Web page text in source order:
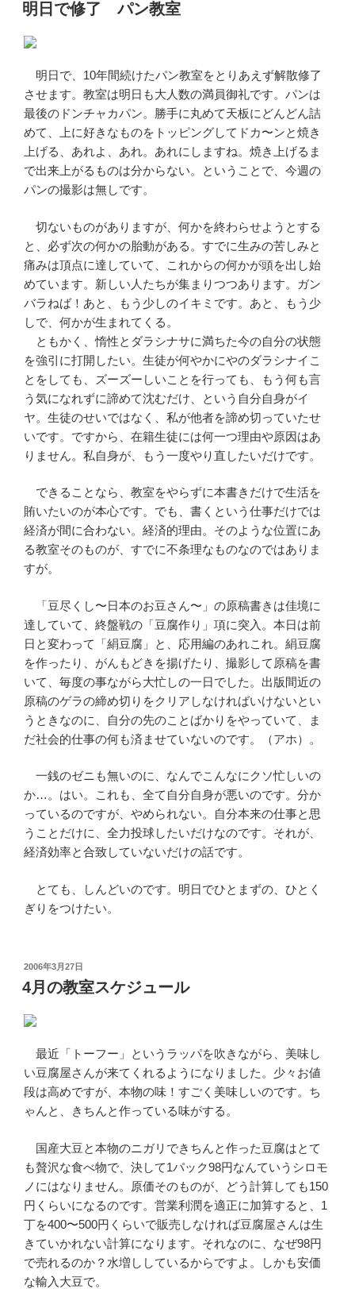
日:
明日で修了 パン教室
明日で、10年間続けたパン教室をとりあえず解散修了
させます。教室は明日も大人数の満員御礼です。パンは
最後のドンチャカパン。勝手に丸めて天板にどんどん詰
めて、上に好きなものをトッピングしてドカ〜ンと焼き
上げる、あれよ、あれ。あれにしますね。焼き上げるま
で出来上がるものは分からない。ということで、今週の
パンの撮影は無しです。
切ないものがありますが、何かを終わらせようとする
と、必ず次の何かの胎動がある。すでに生みの苦しみと
痛みは頂点に達していて、これからの何かが頭を出し始
めています。新しい人たちが集まりつつあります。ガン
バラねば！あと、もう少しのイキミです。あと、もう少
しで、何かが生まれてくる。
ともかく、惰性とダラシナサに満ちた今の自分の状態
を強引に打開したい。生徒が何やかにやのダラシナイこ
とをしても、ズーズーしいことを行っても、もう何も言
う気になれずに諦めて沈むだけ、という自分自身がイ
ヤ。生徒のせいではなく、私が他者を諦め切っていたせ
いです。ですから、在籍生徒には何一つ理由や原因はあ
りません。私自身が、もう一度やり直したいだけです。
できることなら、教室をやらずに本書きだけで生活を
賄いたいのが本心です。でも、書くという仕事だけでは
経済が間に合わない。経済的理由。そのような位置にあ
る教室そのものが、すでに不条理なものなのではありま
すが。
「豆尽くし〜日本のお豆さん〜」の原稿書きは佳境に
達していて、終盤戦の「豆腐作り」項に突入。本日は前
日と変わって「絹豆腐」と、応用編のあれこれ。絹豆腐
を作ったり、がんもどきを揚げたり、撮影して原稿を書
いて、毎度の事ながら大忙しの一日でした。出版間近の
原稿のゲラの締め切りをクリアしなければいけないとい
うときなのに、自分の先のことばかりをやっていて、ま
だ社会的仕事の何も済ませていないのです。（アホ）。
一銭のゼニも無いのに、なんでこんなにクソ忙しいの
か…。はい。これも、全て自分自身が悪いのです。分か
っているのですが、やめられない。自分本来の仕事と思
うことだけに、全力投球したいだけなのです。それが、
経済効率と合致していないだけの話です。
とても、しんどいのです。明日でひとまずの、ひとく
ぎりをつけたい。
投
稿
日:
2006年3月27日
4月の教室スケジュール
最近「トーフー」というラッパを吹きながら、美味し
い豆腐屋さんが来てくれるようになりました。少々お値
段は高めですが、本物の味！すごく美味しいのです。ち
ゃんと、きちんと作っている味がする。
国産大豆と本物のニガリできちんと作った豆腐はとて
も贅沢な食べ物で、決して1パック98円なんていうシロモ
ノにはなりません。原価そのものが、どう計算しても150
円くらいになるのです。営業利潤を適正に加算すると、1
丁を400〜500円くらいで販売しなければ豆腐屋さんは生
きていかれない計算になります。それなのに、なぜ98円
で売れるのか？水増ししているからですよ。しかも安価
な輸入大豆で。